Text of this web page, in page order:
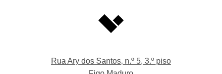
Rua Ary dos Santos, n.º 5, 3.º piso